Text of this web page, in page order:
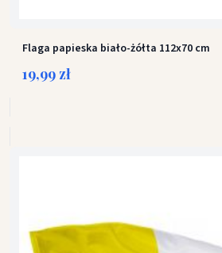
Flaga papieska biało-żółta 112x70 cm
19,99 zł